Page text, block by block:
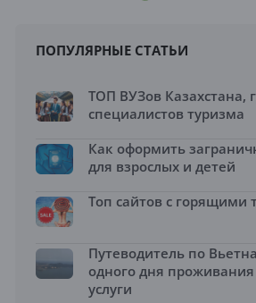
ПОПУЛЯРНЫЕ СТАТЬИ
ТОП ВУЗов Казахстана,
специалистов туризма
Как оформить
для взрослых и детей
Топ сайтов с горящими
Путеводитель по
одного дня
услуги